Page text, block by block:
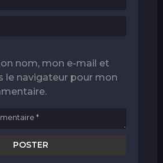
nom, mon e-mail et
le navigateur pour mon